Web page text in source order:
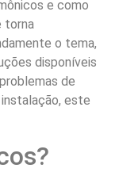
e como
torna
o tema,
disponíveis
de
este